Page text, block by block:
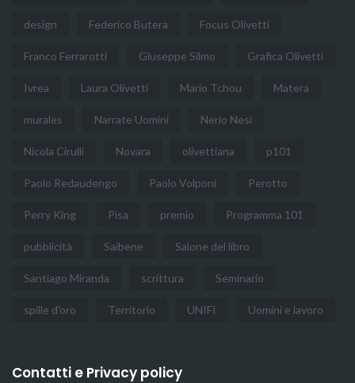
design Federico Butera Focus Olivetti
Franco Ferrarotti Giuseppe Silmo Grafica Olivetti
Ivrea Laura Olivetti Mario Tchou Matera
murales Narrate Uomini Nerio Nesi
Nicola Cirulli Novara olivettiana p101
Paolo Redaudengo Paolo Volponi Perotto
Perry King Pisa premio Programma 101
pubblicità Saibene Salone del libro
Santiago Miranda scrittura Seminario
spille d'oro Territorio UNIFI Uomini e lavoro
Contatti e Privacy policy